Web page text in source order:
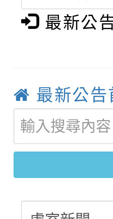
「祖孫
絕-親子
報，惠
宣導。
員」簡
115學年
115學
學年度
結果(第
【甄選
學年度
結果(第
轉知：
9月16日
1次會員
函轉運
推動社
計畫」1
最新公
最新公告